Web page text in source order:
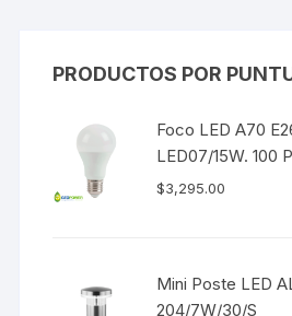
PRODUCTOS POR
Foco LED A70
LED07/15W. 100
$3,295.00
Mini Poste LED
204/7W/30/S